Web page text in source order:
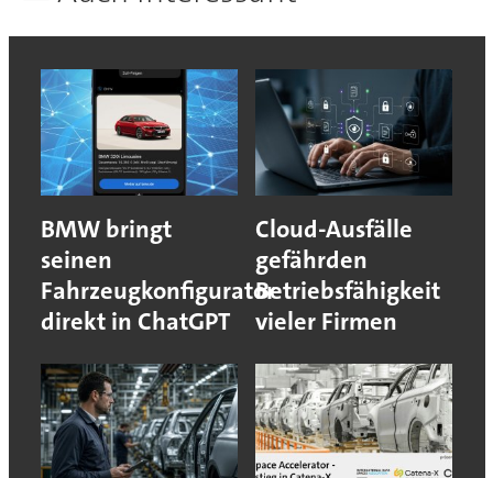
BMW bringt
seinen
Fahrzeugkonfigurator
direkt in ChatGPT
Cloud-Ausfälle
gefährden
Betriebsfähigkeit
vieler Firmen